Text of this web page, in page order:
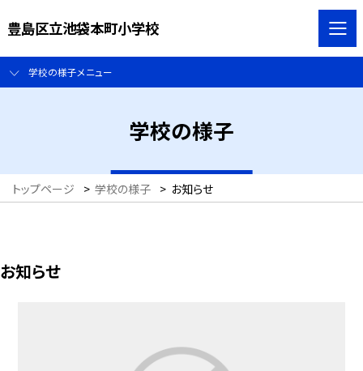
豊島区立池袋本町小学校
学校の様子メニュー
学校の様子
トップページ > 学校の様子 > お知らせ
お知らせ